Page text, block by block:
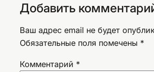
Добавить
Ваш адрес email не будет
Обязательные поля помечены *
Комментарий *